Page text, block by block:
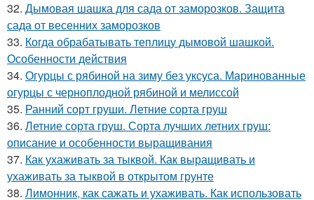
32. Дымовая шашка для сада от заморозков. Защита
сада от весенних заморозков
33. Когда обрабатывать теплицу дымовой шашкой.
Особенности действия
34. Огурцы с рябиной на зиму без уксуса. Маринованные
огурцы с черноплодной рябиной и мелиссой
35. Ранний сорт груши. Летние сорта груш
36. Летние сорта груш. Сорта лучших летних груш:
описание и особенности выращивания
37. Как ухаживать за тыквой. Как выращивать и
ухаживать за тыквой в открытом грунте
38. Лимонник, как сажать и ухаживать. Как использовать